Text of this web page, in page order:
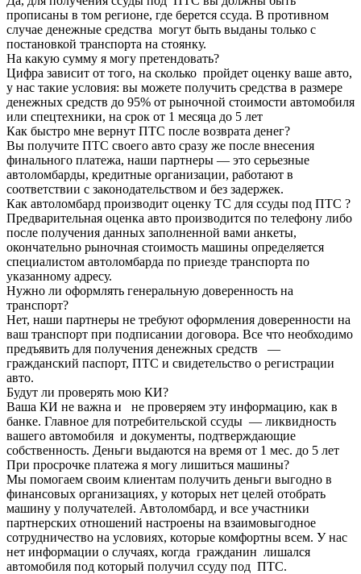
прописаны в том регионе, где берется ссуда. В противном
случае денежные средства могут быть выданы только с
постановкой транспорта на стоянку.
На какую сумму я могу претендовать?
Цифра зависит от того, на сколько пройдет оценку ваше авто,
у нас такие условия: вы можете получить средства в размере
денежных средств до 95% от рыночной стоимости автомобиля
или спецтехники, на срок от 1 месяца до 5 лет
Как быстро мне вернут ПТС после возврата денег?
Вы получите ПТС своего авто сразу же после внесения
финального платежа, наши партнеры — это серьезные
автоломбарды, кредитные организации, работают в
соответствии с законодательством и без задержек.
Как автоломбард производит оценку ТС для ссуды под ПТС ?
Предварительная оценка авто производится по телефону либо
после получения данных заполненной вами анкеты,
окончательно рыночная стоимость машины определяется
специалистом автоломбарда по приезде транспорта по
указанному адресу.
Нужно ли оформлять генеральную доверенность на
транспорт?
Нет, наши партнеры не требуют оформления доверенности на
ваш транспорт при подписании договора. Все что необходимо
предъявить для получения денежных средств —
гражданский паспорт, ПТС и свидетельство о регистрации
авто.
Будут ли проверять мою КИ?
Ваша КИ не важна и не проверяем эту информацию, как в
банке. Главное для потребительской ссуды — ликвидность
вашего автомобиля и документы, подтверждающие
собственность. Деньги выдаются на время от 1 мес. до 5 лет
При просрочке платежа я могу лишиться машины?
Мы помогаем своим клиентам получить деньги выгодно в
финансовых организациях, у которых нет целей отобрать
машину у получателей. Автоломбард, и все участники
партнерских отношений настроены на взаимовыгодное
сотрудничество на условиях, которые комфортны всем. У нас
нет информации о случаях, когда гражданин лишался
автомобиля под который получил ссуду под ПТС.